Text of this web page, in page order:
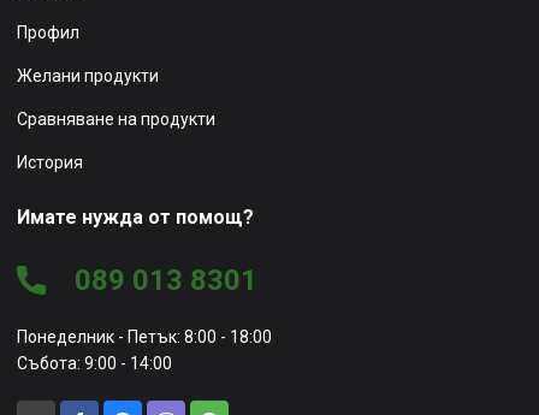
Профил
Желани продукти
Сравняване на продукти
История
Имате нужда от помощ?
089 013 8301
Понеделник - Петък: 8:00 - 18:00
Събота: 9:00 - 14:00